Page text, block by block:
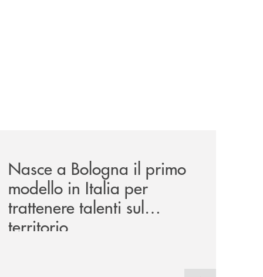
Nasce a Bologna il primo
modello in Italia per
trattenere talenti sul
territorio